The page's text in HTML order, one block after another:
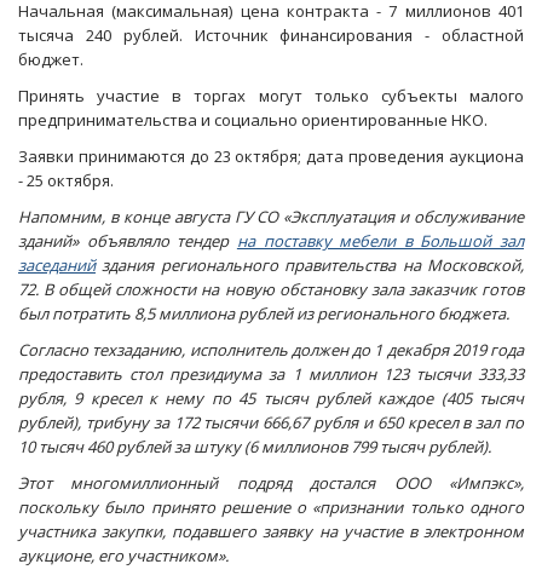
Начальная (максимальная) цена контракта - 7 миллионов 401
тысяча 240 рублей. Источник финансирования - областной
бюджет.
Принять участие в торгах могут только субъекты малого
предпринимательства и социально ориентированные НКО.
Заявки принимаются до 23 октября; дата проведения аукциона
- 25 октября.
Напомним, в конце августа ГУ СО «Эксплуатация и обслуживание
зданий» объявляло тендер на поставку мебели в Большой зал
заседанийздания регионального правительства на Московской,
72. В общей сложности на новую обстановку зала заказчик готов
был потратить 8,5 миллиона рублей из регионального бюджета.
Согласно техзаданию, исполнитель должен до 1 декабря 2019 года
предоставить стол президиума за 1 миллион 123 тысячи 333,33
рубля, 9 кресел к нему по 45 тысяч рублей каждое (405 тысяч
рублей), трибуну за 172 тысячи 666,67 рубля и 650 кресел в зал по
10 тысяч 460 рублей за штуку (6 миллионов 799 тысяч рублей).
Этот многомиллионный подряд достался ООО «Импэкс»,
поскольку было принято решение о «признании только одного
участника закупки, подавшего заявку на участие в электронном
аукционе, его участником».